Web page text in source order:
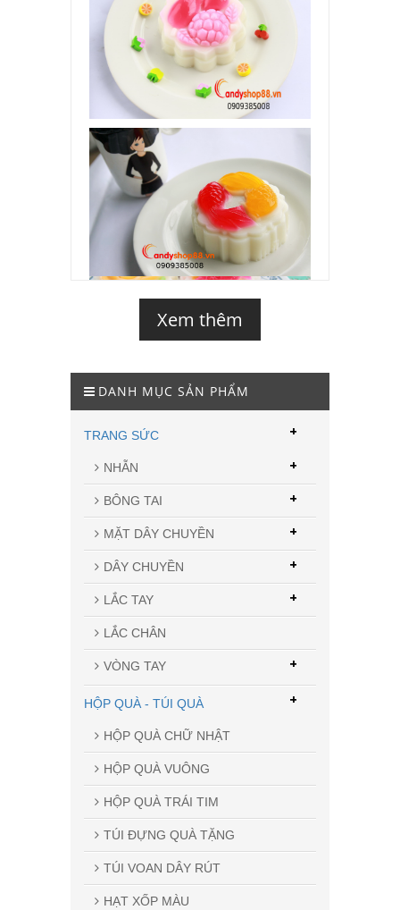
Xem thêm
DANH MỤC SẢN PHẨM
TRANG SỨC
NHẪN +
BÔNG TAI +
MẶT DÂY CHUYỀN +
DÂY CHUYỀN +
LẮC TAY +
LẮC CHÂN
VÒNG TAY +
+
HỘP QUÀ - TÚI QUÀ
HỘP QUÀ CHỮ NHẬT
HỘP QUÀ VUÔNG
HỘP QUÀ TRÁI TIM
TÚI ĐỰNG QUÀ TẶNG
TÚI VOAN DÂY RÚT
HẠT XỐP MÀU
+